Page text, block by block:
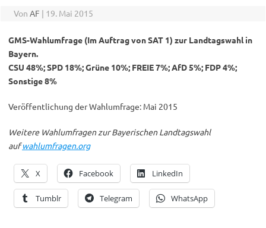
Von AF | 19. Mai 2015
GMS-Wahlumfrage (Im Auftrag von SAT 1) zur Landtagswahl in
Bayern.
CSU 48%; SPD 18%; Grüne 10%; FREIE 7%; AfD 5%; FDP 4%;
Sonstige 8%
Veröffentlichung der Wahlumfrage: Mai 2015
Weitere Wahlumfragen zur Bayerischen Landtagswahl
aufwahlumfragen.org
X Facebook LinkedIn
Tumblr Telegram WhatsApp